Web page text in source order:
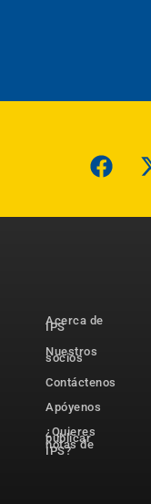
Acerca de
IPS
Nuestros
socios
Contáctenos
Apóyenos
¿Quieres
publicar
notas de
IPS?